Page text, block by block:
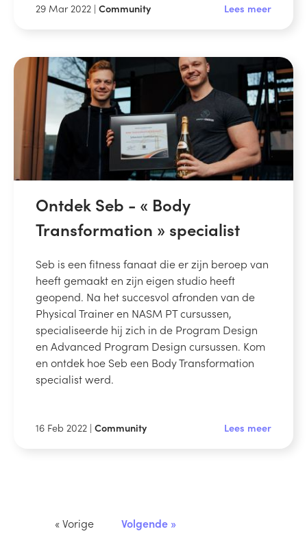
29 Mar 2022 | Community Lees meer
Ontdek Seb - « Body
Transformation » specialist
Seb is een fitness fanaat die er zijn beroep van
heeft gemaakt en zijn eigen studio heeft
geopend. Na het succesvol afronden van de
Physical Trainer en NASM PT cursussen,
specialiseerde hij zich in de Program Design
en Advanced Program Design cursussen. Kom
en ontdek hoe Seb een Body Transformation
specialist werd.
16 Feb 2022 | Community Lees meer
« Vorige Volgende »